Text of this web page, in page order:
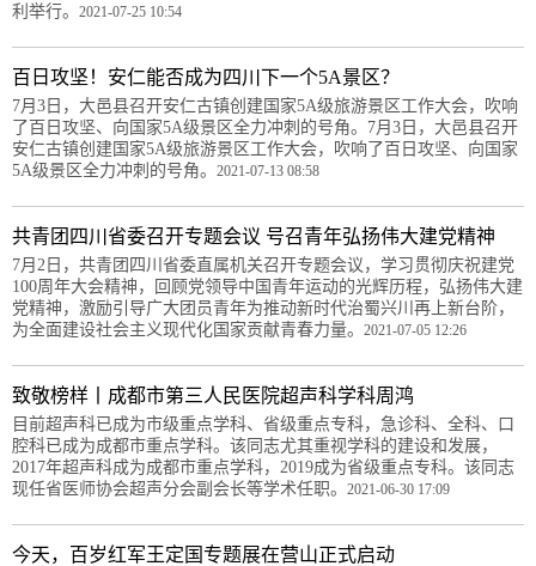
利举行。 2021-07-25 10:54
百日攻坚！安仁能否成为四川下一个5A景区？
7月3日，大邑县召开安仁古镇创建国家5A级旅游景区工作大会，吹响
了百日攻坚、向国家5A级景区全力冲刺的号角。7月3日，大邑县召开
安仁古镇创建国家5A级旅游景区工作大会，吹响了百日攻坚、向国家
5A级景区全力冲刺的号角。 2021-07-13 08:58
共青团四川省委召开专题会议 号召青年弘扬伟大建党精神
7月2日，共青团四川省委直属机关召开专题会议，学习贯彻庆祝建党
100周年大会精神，回顾党领导中国青年运动的光辉历程，弘扬伟大建
党精神，激励引导广大团员青年为推动新时代治蜀兴川再上新台阶，
为全面建设社会主义现代化国家贡献青春力量。 2021-07-05 12:26
致敬榜样丨成都市第三人民医院超声科学科周鸿
目前超声科已成为市级重点学科、省级重点专科，急诊科、全科、口
腔科已成为成都市重点学科。该同志尤其重视学科的建设和发展，
2017年超声科成为成都市重点学科，2019成为省级重点专科。该同志
现任省医师协会超声分会副会长等学术任职。 2021-06-30 17:09
今天，百岁红军王定国专题展在营山正式启动